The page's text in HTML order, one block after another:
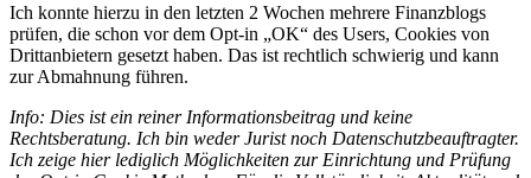
Ich konnte hierzu in den letzten 2 Wochen mehrere Finanzblogs
prüfen, die schon vor dem Opt-in „OK“ des Users, Cookies von
Drittanbietern gesetzt haben. Das ist rechtlich schwierig und kann
zur Abmahnung führen.
Info: Dies ist ein reiner Informationsbeitrag und keine
Rechtsberatung. Ich bin weder Jurist noch Datenschutzbeauftragter.
Ich zeige hier lediglich Möglichkeiten zur Einrichtung und Prüfung